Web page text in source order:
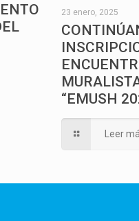
23 enero, 2025
“EMUSH
Leer